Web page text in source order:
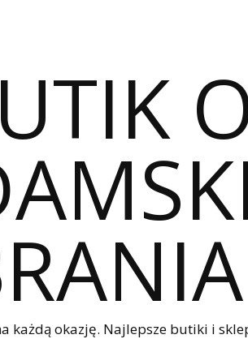
każdą okazję. Najlepsze butiki i